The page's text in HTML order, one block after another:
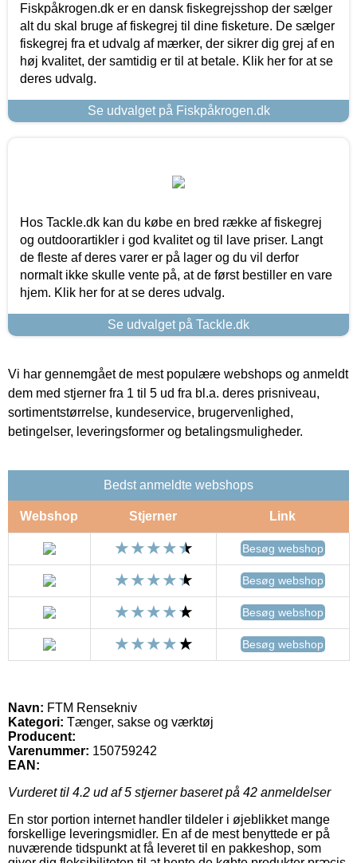
Fiskpåkrogen.dk er en dansk fiskegrejsshop der sælger
alt du skal bruge af fiskegrej til dine fisketure. De sælger
fiskegrej fra et udvalg af mærker, der sikrer dig grej af en
høj kvalitet, der samtidig er til at betale. Klik her for at se
deres udvalg.
Se udvalget på Fiskpåkrogen.dk
Hos Tackle.dk kan du købe en bred række af fiskegrej
og outdoorartikler i god kvalitet og til lave priser. Langt
de fleste af deres varer er på lager og du vil derfor
normalt ikke skulle vente på, at de først bestiller en vare
hjem. Klik her for at se deres udvalg.
Se udvalget på Tackle.dk
Vi har gennemgået de mest populære webshops og anmeldt
dem med stjerner fra 1 til 5 ud fra bl.a. deres prisniveau,
sortimentstørrelse, kundeservice, brugervenlighed,
betingelser, leveringsformer og betalingsmuligheder.
Bedst anmeldte webshops
Webshop Stjerner Link
Besøg webshop
Besøg webshop
Besøg webshop
Besøg webshop
Navn: FTM Rensekniv
Kategori: Tænger, sakse og værktøj
Producent:
Varenummer: 150759242
EAN:
Vurderet til 4.2 ud af 5 stjerner baseret på 42 anmeldelser
En stor portion internet handler tildeler i øjeblikket mange
forskellige leveringsmidler. En af de mest benyttede er på
nuværende tidspunkt at få leveret til en pakkeshop, som